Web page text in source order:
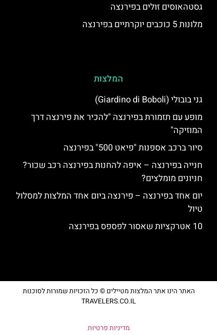
גסטהאוסים זולים בפירנצה
מלונות 5 כוכבים יוקרתיים בפירנצה
המלצות
גני בובולי (Giardino di Boboli)
מופע עם תזמורת בפירנצה "להכיר את פירנצה דרך
המוזיקה"
סיור ברכב אספנות "פיאט 500" בפירנצה
חנייה בפירנצה – איפה להחנות בפירנצה רכב שכור?
חניונים מומלצים?
יום אחד בפירנצה – פירנצה ביום אחד המלצות למסלול
טיול
10 אטרקציות שאסור לפספס בפירנצה
האתר הינו אתר המלצות מטיילים © כל הזכויות שמורות לסוכנות
TRAVELERS.CO.IL
מדיניות פרטיות